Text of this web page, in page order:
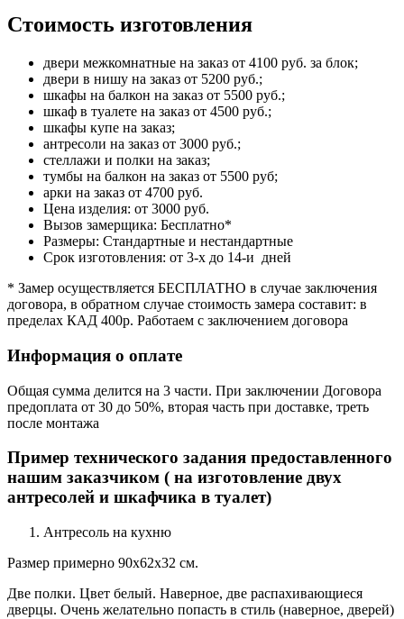
Стоимость изготовления
двери межкомнатные на заказ от 4100 руб. за блок;
двери в нишу на заказ от 5200 руб.;
шкафы на балкон на заказ от 5500 руб.;
шкаф в туалете на заказ от 4500 руб.;
шкафы купе на заказ;
антресоли на заказ от 3000 руб.;
стеллажи и полки на заказ;
тумбы на балкон на заказ от 5500 руб;
арки на заказ от 4700 руб.
Цена изделия: от 3000 руб.
Вызов замерщика: Бесплатно*
Размеры: Стандартные и нестандартные
Срок изготовления: от 3-х до 14-и дней
* Замер осуществляется БЕСПЛАТНО в случае заключения
договора, в обратном случае стоимость замера составит: в
пределах КАД 400р. Работаем с заключением договора
Информация о оплате
Общая сумма делится на 3 части. При заключении Договора
предоплата от 30 до 50%, вторая часть при доставке, треть
после монтажа
Пример технического задания предоставленного
нашим заказчиком ( на изготовление двух
антресолей и шкафчика в туалет)
Антресоль на кухню
Размер примерно 90х62х32 см.
Две полки. Цвет белый. Наверное, две распахивающиеся
дверцы. Очень желательно попасть в стиль (наверное, дверей)